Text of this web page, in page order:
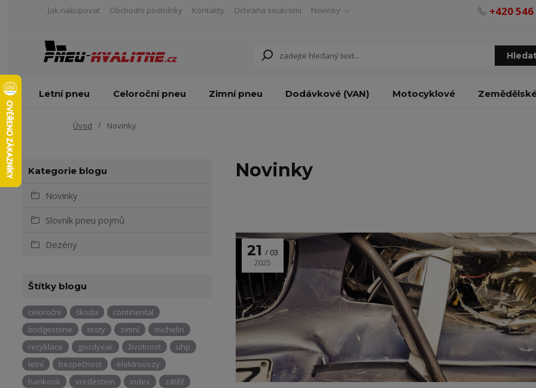
Jak nakupovat Obchodní podmínky Kontakty Ochrana soukromí Novinky
Hledat
+420 546
Letní pneu Celoroční pneu Zimní pneu Dodávkové (VAN) Motocyklové
Úvod Novinky
Kategorie blogu
Novinky
Slovník pneu pojmů
Dezény
Štítky blogu
celoroční škoda
continental
bridgestone
testy zimní
michelin
recyklace
goodyear životnost
uhp
letní
bezpečnost
elektrovozy
hankook
vredestein index
zátěž
Novinky
21
03
2025